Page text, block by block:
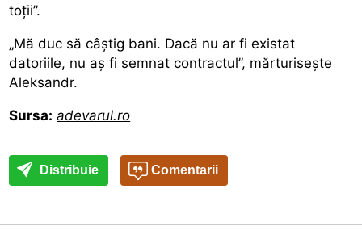
toții”.
„Mă duc să câștig bani. Dacă nu ar fi existat
datoriile, nu aș fi semnat contractul”, mărturisește
Aleksandr.
Sursa: adevarul.ro
Distribuie Comentarii